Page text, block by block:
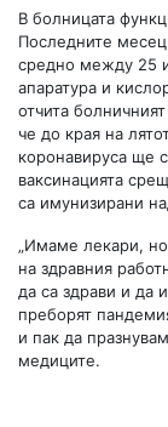
В болницата
Последните
средно между 25
апаратура и
отчита
че до края на
коронавируса ще
ваксинацията
са имунизирани
„Имаме лекари,
на здравния
да са здрави и да
преборят
и пак да
медиците.